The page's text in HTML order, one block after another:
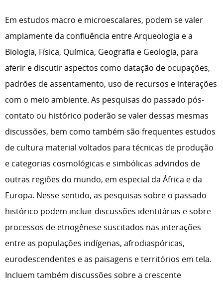
Em estudos macro e microescalares, podem se valer
amplamente da confluência entre Arqueologia e a
Biologia, Física, Química, Geografia e Geologia, para
aferir e discutir aspectos como datação de ocupações,
padrões de assentamento, uso de recursos e interações
com o meio ambiente. As pesquisas do passado pós-
contato ou histórico poderão se valer dessas mesmas
discussões, bem como também são frequentes estudos
de cultura material voltados para técnicas de produção
e categorias cosmológicas e simbólicas advindos de
outras regiões do mundo, em especial da África e da
Europa. Nesse sentido, as pesquisas sobre o passado
histórico podem incluir discussões identitárias e sobre
processos de etnogênese suscitados nas interações
entre as populações indígenas, afrodiaspóricas,
eurodescendentes e as paisagens e territórios em tela.
Incluem também discussões sobre a crescente